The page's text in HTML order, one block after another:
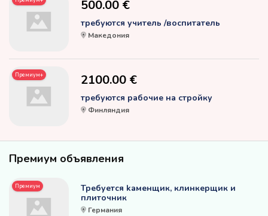
500.00 €
требуются учитель /воспитатель
Македония
Премиум+ 2100.00 €
требуются рабочие на стройку
Финляндия
Премиум объявления
Премиум
Требуется kаменщик, клинкерщик и
плиточник
Германия